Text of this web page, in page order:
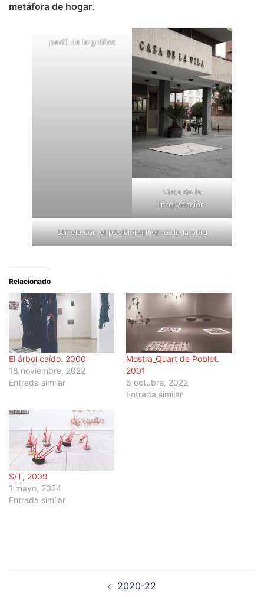
metáfora de hogar.
perfíl de la gráfica
Vista de la
intervención
cartela con el posicionamiento de la obra
Relacionado
El árbol caído. 2000
18 noviembre, 2022
Entrada similar
Mostra_Quart de Poblet.
2001
6 octubre, 2022
Entrada similar
S/T, 2009
1 mayo, 2024
Entrada similar
2020-22